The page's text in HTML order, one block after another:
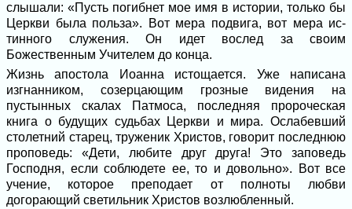
слышали: «Пусть погибнет мое имя в истории, только бы
Церкви была польза». Вот мера подвига, вот мера ис­
тинного служения. Он идет вослед за своим
Божественным Учителем до конца.
Жизнь апостола Иоанна истощается. Уже написана
изгнанником, созерцающим грозные видения на
пустынных скалах Патмоса, последняя пророческая
книга о будущих судьбах Церкви и мира. Осла­бевший
столетний старец, труженик Хри­стов, говорит последнюю
проповедь: «Дети, любите друг друга! Это заповедь
Господня, если соблюдете ее, то и доволь­но». Вот все
учение, которое преподает от полноты любви
догорающий светиль­ник Христов возлюбленный.